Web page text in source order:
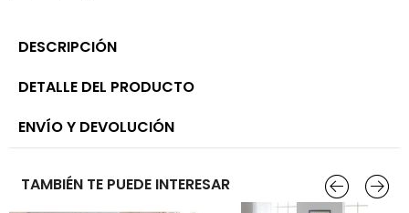
DESCRIPCIÓN
DETALLE DEL PRODUCTO
ENVÍO Y DEVOLUCIÓN
TAMBIÉN TE PUEDE INTERESAR